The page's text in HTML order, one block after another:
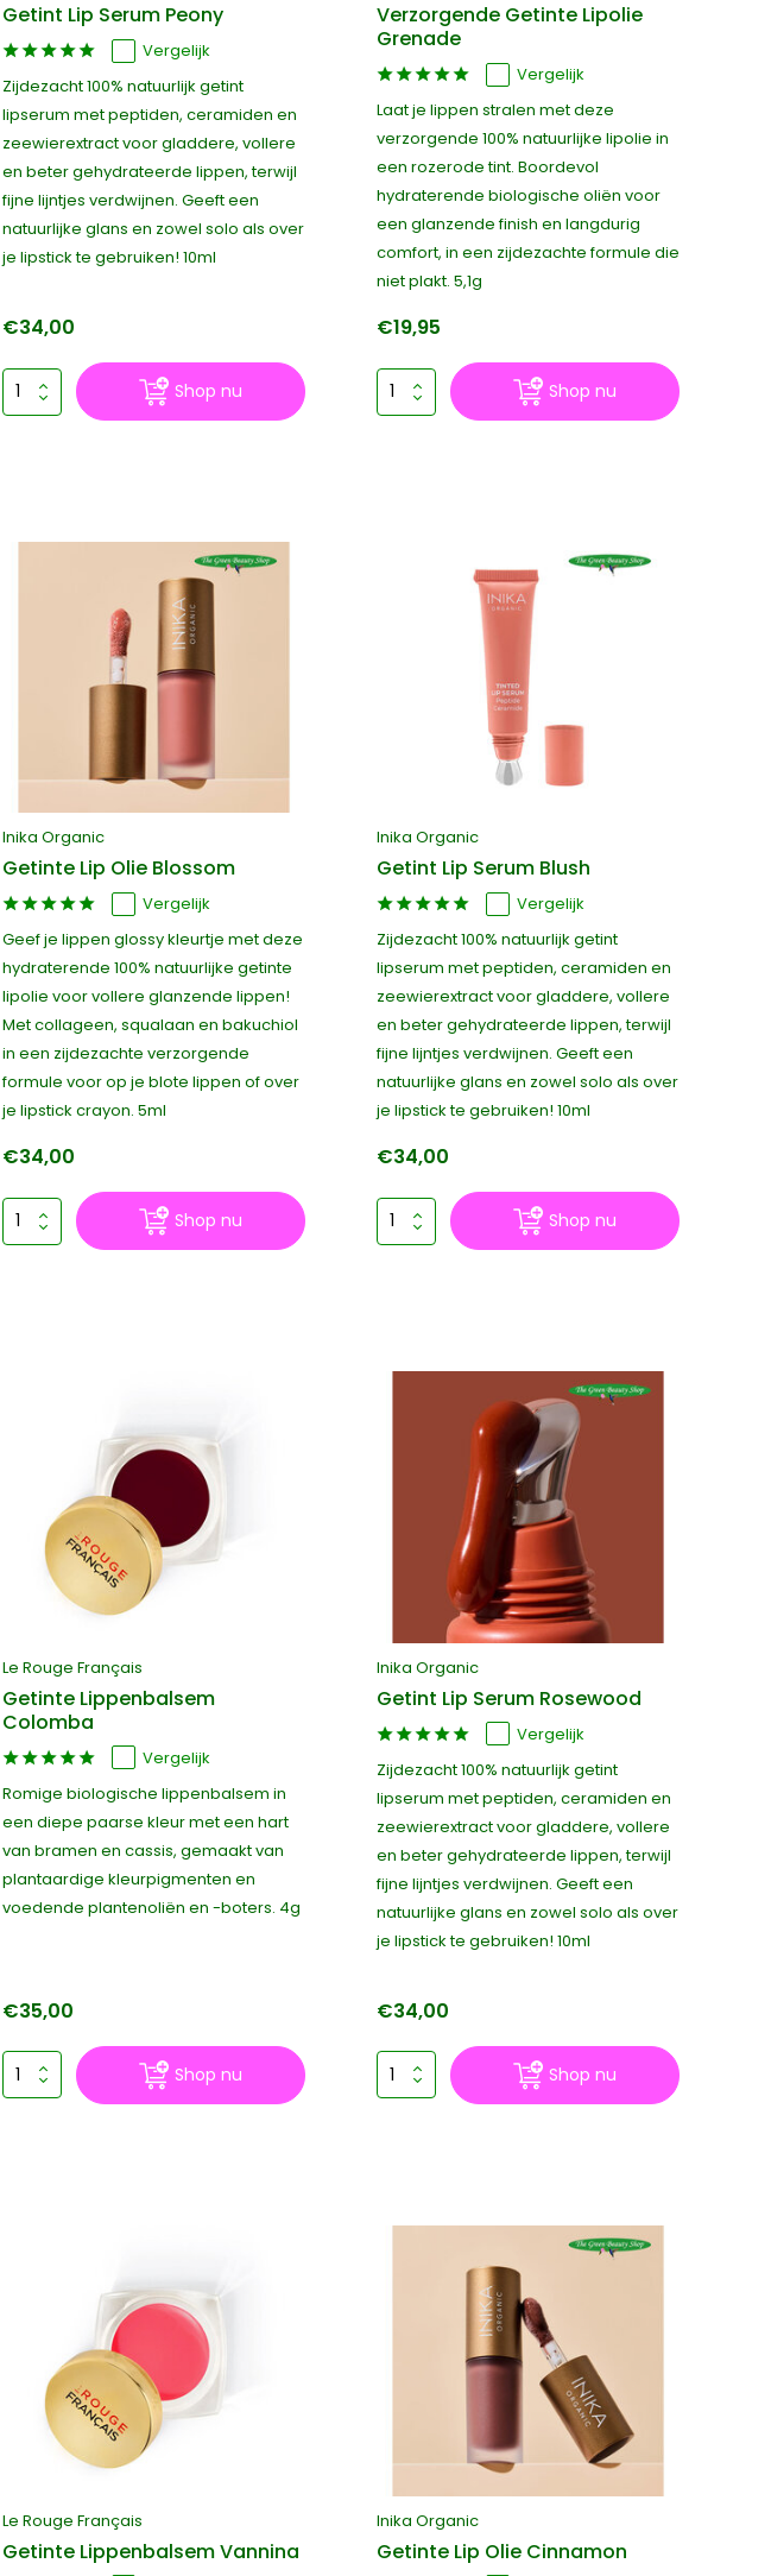
Getint Lip Serum Peony
Vergelijk
Zijdezacht 100% natuurlijk getint
lipserum met peptiden, ceramiden en
zeewierextract voor gladdere, vollere
en beter gehydrateerde lippen, terwijl
fijne lijntjes verdwijnen. Geeft een
natuurlijke glans en zowel solo als over
je lipstick te gebruiken! 10ml
€34,00
Shop nu
Verzorgende Getinte Lipolie
Grenade
Vergelijk
Laat je lippen stralen met deze
verzorgende 100% natuurlijke lipolie in
een rozerode tint. Boordevol
hydraterende biologische oliën voor
een glanzende finish en langdurig
comfort, in een zijdezachte formule die
niet plakt. 5,1g
€19,95
Shop nu
Inika Organic
Getinte Lip Olie Blossom
Vergelijk
Geef je lippen glossy kleurtje met deze
hydraterende 100% natuurlijke getinte
lipolie voor vollere glanzende lippen!
Met collageen, squalaan en bakuchiol
in een zijdezachte verzorgende
formule voor op je blote lippen of over
je lipstick crayon. 5ml
€34,00
Shop nu
Inika Organic
Getint Lip Serum Blush
Vergelijk
Zijdezacht 100% natuurlijk getint
lipserum met peptiden, ceramiden en
zeewierextract voor gladdere, vollere
en beter gehydrateerde lippen, terwijl
fijne lijntjes verdwijnen. Geeft een
natuurlijke glans en zowel solo als over
je lipstick te gebruiken! 10ml
€34,00
Shop nu
Le Rouge Français
Getinte Lippenbalsem
Colomba
Vergelijk
Romige biologische lippenbalsem in
een diepe paarse kleur met een hart
van bramen en cassis, gemaakt van
plantaardige kleurpigmenten en
voedende plantenoliën en -boters. 4g
€35,00
Shop nu
Inika Organic
Getint Lip Serum Rosewood
Vergelijk
Zijdezacht 100% natuurlijk getint
lipserum met peptiden, ceramiden en
zeewierextract voor gladdere, vollere
en beter gehydrateerde lippen, terwijl
fijne lijntjes verdwijnen. Geeft een
natuurlijke glans en zowel solo als over
je lipstick te gebruiken! 10ml
€34,00
Shop nu
Le Rouge Français
Getinte Lippenbalsem Vannina
Inika Organic
Getinte Lip Olie Cinnamon